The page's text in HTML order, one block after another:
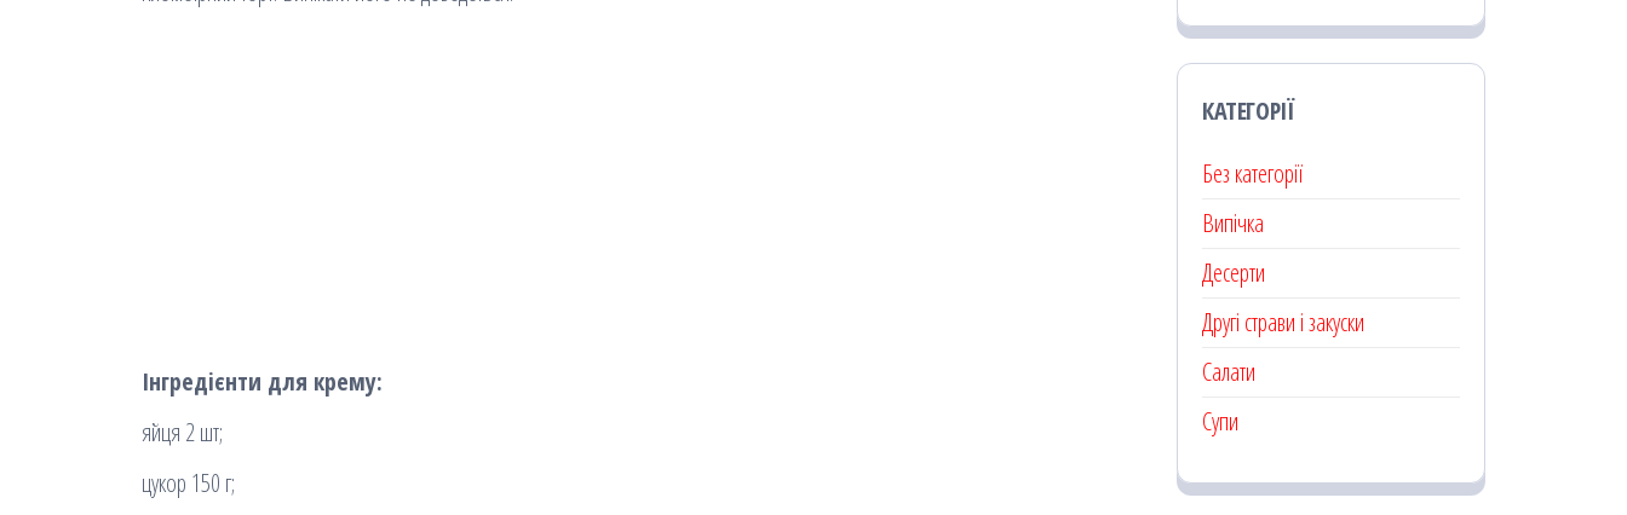
Інгредієнти для крему:
яйця 2 шт;
цукор 150 г;
КАТЕГОРІЇ
Без категорії
Випічка
Десерти
Другі страви і закуски
Салати
Супи